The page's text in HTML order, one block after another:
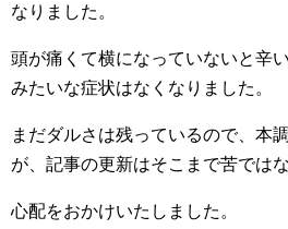
なりました。
頭が痛くて横になっていないと辛
みたいな症状はなくなりました。
まだダルさは残っているので、本
が、記事の更新はそこまで苦では
心配をおかけいたしました。